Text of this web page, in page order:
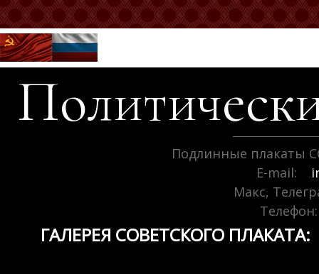
Подлинные плакаты
E-mail:
Макс,
Телефон:
ГАЛЕРЕЯ СОВЕТСКОГО ПЛАКАТА: